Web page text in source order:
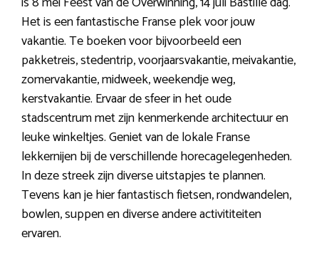
Het is een fantastische Franse plek voor jouw
vakantie. Te boeken voor bijvoorbeeld een
pakketreis, stedentrip, voorjaarsvakantie, meivakantie,
zomervakantie, midweek, weekendje weg,
kerstvakantie. Ervaar de sfeer in het oude
stadscentrum met zijn kenmerkende architectuur en
leuke winkeltjes. Geniet van de lokale Franse
lekkernijen bij de verschillende horecagelegenheden.
In deze streek zijn diverse uitstapjes te plannen.
Tevens kan je hier fantastisch fietsen, rondwandelen,
bowlen, suppen en diverse andere activititeiten
ervaren.